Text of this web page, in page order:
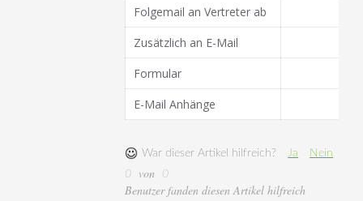
Folgemail an Vertreter ab
Zusätzlich an E-Mail
Formular
E-Mail Anhänge
War dieser Artikel hilfreich? Ja
Nein
0
von 0
Benutzer fanden diesen Artikel hilfreich